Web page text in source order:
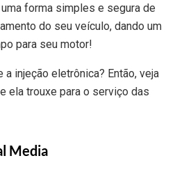
forma simples e segura de
do seu veículo, dando um
para seu motor!
injeção eletrônica? Então, veja
ela trouxe para o serviço das
Media